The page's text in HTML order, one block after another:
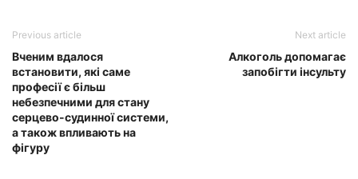
Previous article
Вченим вдалося
встановити, які саме
професії є більш
небезпечними для стану
серцево-судинної системи,
а також впливають на
фігуру
Next article
Алкоголь допомагає
запобігти інсульту